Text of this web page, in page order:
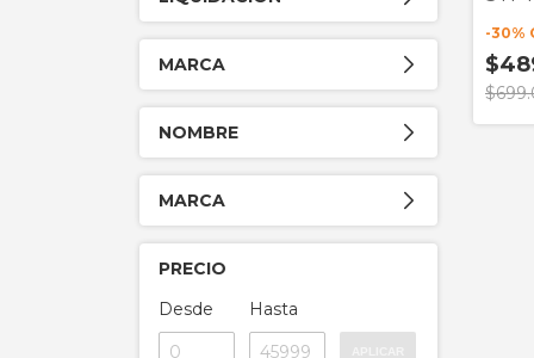
MARCA
NOMBRE
MARCA
PRECIO
Desde
Hasta
-30%